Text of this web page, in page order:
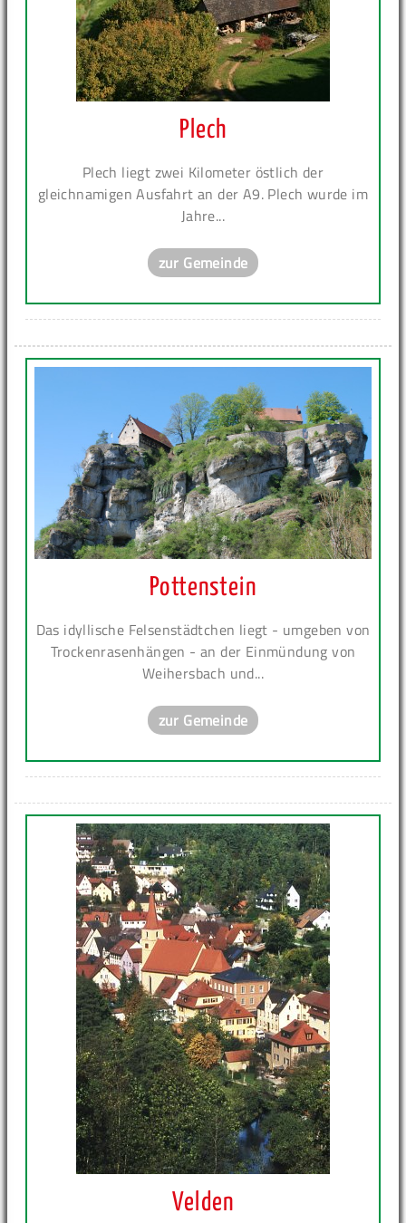
Plech
Plech liegt zwei Kilometer östlich der
gleichnamigen Ausfahrt an der A9. Plech wurde im
Jahre...
zur Gemeinde
Pottenstein
Das idyllische Felsenstädtchen liegt - umgeben von
Trockenrasenhängen - an der Einmündung von
Weihersbach und...
zur Gemeinde
Velden